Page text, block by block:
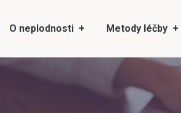
O neplodnosti Metody léčby